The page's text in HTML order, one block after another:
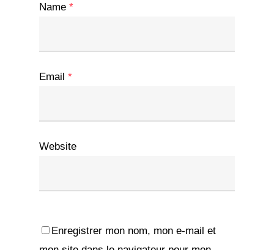
Name *
Email *
Website
Enregistrer mon nom, mon e-mail et